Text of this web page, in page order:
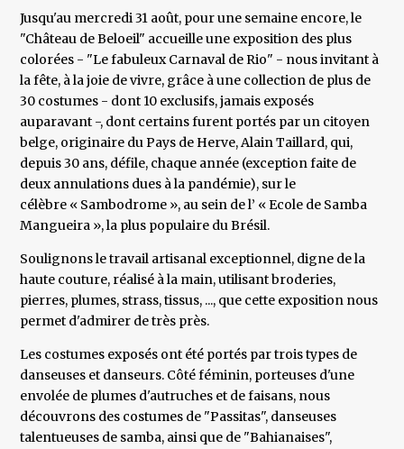
Jusqu'au mercredi 31 août, pour une semaine encore, le
"Château de Beloeil" accueille une exposition des plus
colorées - "Le fabuleux Carnaval de Rio" - nous invitant à
la fête, à la joie de vivre, grâce à une collection de plus de
30 costumes - dont 10 exclusifs, jamais exposés
auparavant -, dont certains furent portés par un citoyen
belge, originaire du Pays de Herve, Alain Taillard, qui,
depuis 30 ans, défile, chaque année (exception faite de
deux annulations dues à la pandémie), sur le
célèbre « Sambodrome », au sein de l’ « Ecole de Samba
Mangueira », la plus populaire du Brésil.
Soulignons le travail artisanal exceptionnel, digne de la
haute couture, réalisé à la main, utilisant broderies,
pierres, plumes, strass, tissus, ..., que cette exposition nous
permet d'admirer de très près.
Les costumes exposés ont été portés par trois types de
danseuses et danseurs. Côté féminin, porteuses d'une
envolée de plumes d'autruches et de faisans, nous
découvrons des costumes de "Passitas", danseuses
talentueuses de samba, ainsi que de "Bahianaises",